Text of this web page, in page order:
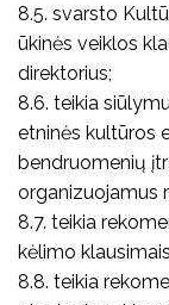
8.5. svarsto
ūkinės veiklos
direktorius;
8.6. teikia
etninės kultūros
bendruomenių
organizuojamus
8.7. teikia
kėlimo
8.8. teikia